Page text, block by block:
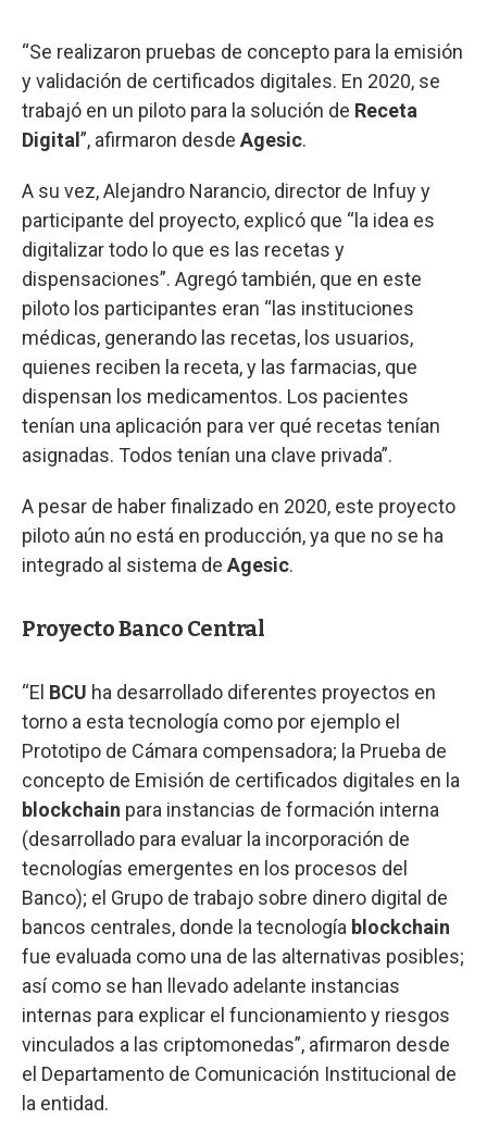
“Se realizaron pruebas de concepto para la emisión
y validación de certificados digitales. En 2020, se
trabajó en un piloto para la solución de Receta
Digital ”, afirmaron desde Agesic.
A su vez, Alejandro Narancio, director de Infuy y
participante del proyecto, explicó que “la idea es
digitalizar todo lo que es las recetas y
dispensaciones”. Agregó también, que en este
piloto los participantes eran “las instituciones
médicas, generando las recetas, los usuarios,
quienes reciben la receta, y las farmacias, que
dispensan los medicamentos. Los pacientes
tenían una aplicación para ver qué recetas tenían
asignadas. Todos tenían una clave privada”.
A pesar de haber finalizado en 2020, este proyecto
piloto aún no está en producción, ya que no se ha
integrado al sistema de Agesic.
Proyecto Banco Central
“El BCU ha desarrollado diferentes proyectos en
torno a esta tecnología como por ejemplo el
Prototipo de Cámara compensadora; la Prueba de
concepto de Emisión de certificados digitales en la
blockchain para instancias de formación interna
(desarrollado para evaluar la incorporación de
tecnologías emergentes en los procesos del
Banco); el Grupo de trabajo sobre dinero digital de
bancos centrales, donde la tecnología blockchain
fue evaluada como una de las alternativas posibles;
así como se han llevado adelante instancias
internas para explicar el funcionamiento y riesgos
vinculados a las criptomonedas”, afirmaron desde
el Departamento de Comunicación Institucional de
la entidad.